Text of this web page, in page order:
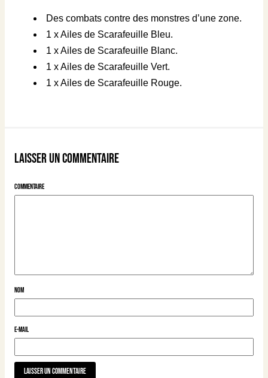
Des combats contre des monstres d’une zone.
1 x Ailes de Scarafeuille Bleu.
1 x Ailes de Scarafeuille Blanc.
1 x Ailes de Scarafeuille Vert.
1 x Ailes de Scarafeuille Rouge.
Laisser un commentaire
Commentaire
Nom
E-mail